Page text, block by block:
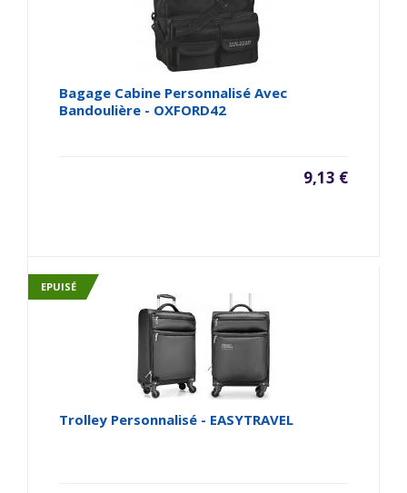
Bagage Cabine Personnalisé Avec
Bandoulière - OXFORD42
9,13 €
EPUISÉ
Trolley Personnalisé - EASYTRAVEL